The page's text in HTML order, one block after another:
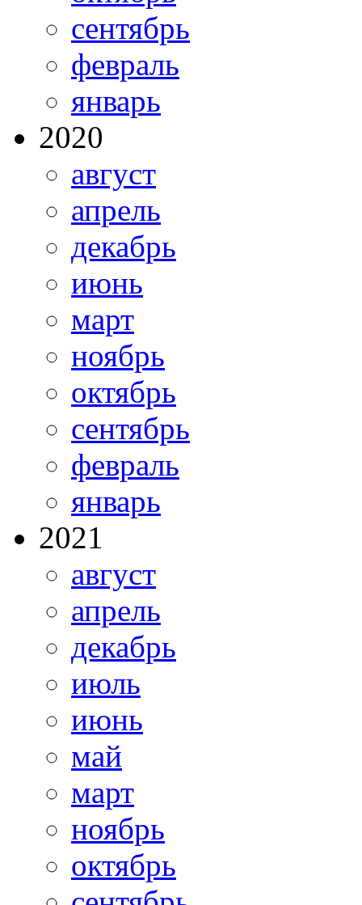
сентябрь
февраль
январь
2020
август
апрель
декабрь
июнь
март
ноябрь
октябрь
сентябрь
февраль
январь
2021
август
апрель
декабрь
июль
июнь
май
март
ноябрь
октябрь